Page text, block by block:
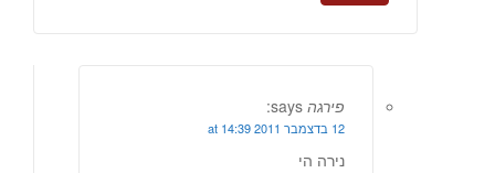
פירגה says:
12 בדצמבר 2011 at 14:39
נירה הי